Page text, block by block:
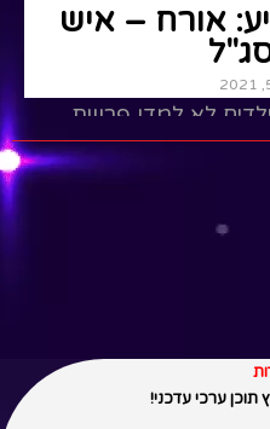
אורח – איש
לא למדו פרשת
מושג מה קורה בפרשה אז
תוכן ערכי עדכני!